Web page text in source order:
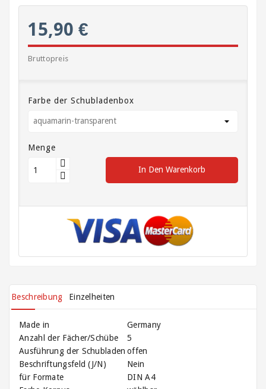
Ladungssicherung
Umreifung
Lagerbedarf
Verpackungen
und
Verpackungen
für
Lebensmittel
Verpackungsgeräte
Verschlussmittel,
15,90 €
Bruttopreis
Farbe der Schubladenbox
Menge
In Den Warenkorb
Beschreibung Einzelheiten
Made in
Germany
Anzahl der Fächer/Schübe
5
Ausführung der Schubladen offen
Beschriftungsfeld (J/N)
Nein
für Formate
DIN A4